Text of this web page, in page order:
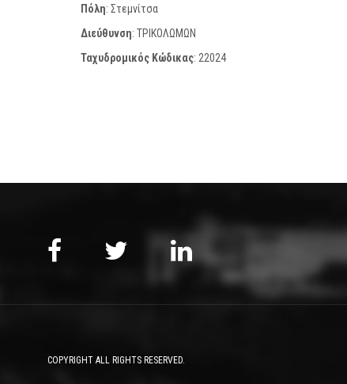
Πόλη: Στεμνίτσα
Διεύθυνση: ΤΡΙΚΟΛΩΜΩΝ
Ταχυδρομικός Κώδικας: 22024
COPYRIGHT ALL RIGHTS RESERVED.